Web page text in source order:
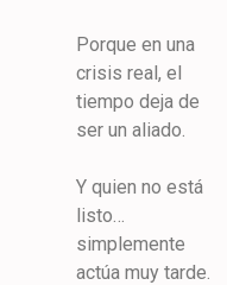
Porque en una
crisis real, el
tiempo deja de
ser un aliado.
Y quien no está
listo…
simplemente
actúa muy tarde.